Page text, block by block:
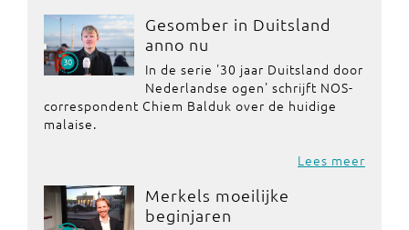
Gesomber in Duitsland
anno nu
In de serie '30 jaar Duitsland door
Nederlandse ogen' schrijft NOS-
correspondent Chiem Balduk over de huidige
malaise.
Lees meer
Merkels moeilijke
beginjaren